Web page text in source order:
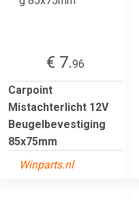
€ 7.96
Carpoint
Mistachterlicht 12V
Beugelbevestiging
85x75mm
Winparts.nl